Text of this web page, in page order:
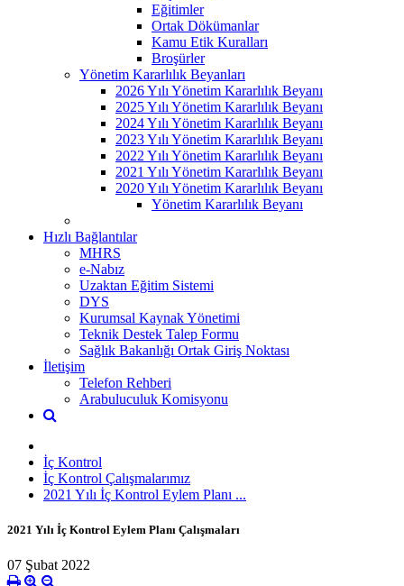
Eğitimler
Ortak Dökümanlar
Kamu Etik Kuralları
Broşürler
Yönetim Kararlılık Beyanları
2026 Yılı Yönetim Kararlılık Beyanı
2025 Yılı Yönetim Kararlılık Beyanı
2024 Yılı Yönetim Kararlılık Beyanı
2023 Yılı Yönetim Kararlılık Beyanı
2022 Yılı Yönetim Kararlılık Beyanı
2021 Yılı Yönetim Kararlılık Beyanı
2020 Yılı Yönetim Kararlılık Beyanı
Yönetim Kararlılık Beyanı
Hızlı Bağlantılar
MHRS
e-Nabız
Uzaktan Eğitim Sistemi
DYS
Kurumsal Kaynak Yönetimi
Teknik Destek Talep Formu
Sağlık Bakanlığı Ortak Giriş Noktası
İletişim
Telefon Rehberi
Arabuluculuk Komisyonu
İç Kontrol
İç Kontrol Çalışmalarımız
2021 Yılı İç Kontrol Eylem Planı ...
2021 Yılı İç Kontrol Eylem Planı Çalışmaları
07 Şubat 2022